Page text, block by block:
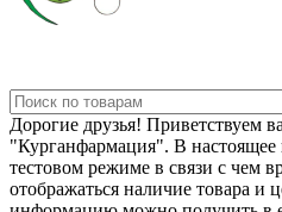
Дорогие друзья! Приветствуем
"Курганфармация". В настоящее
тестовом режиме в связи с чем
отображаться наличие товара